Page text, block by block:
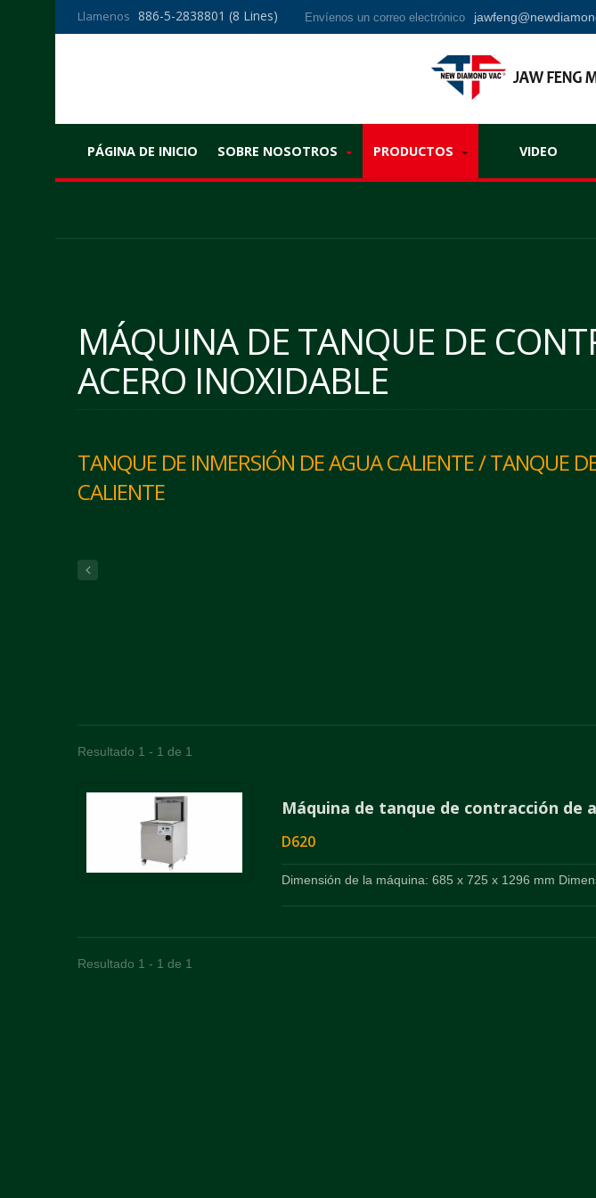
Llamenos 886-5-2838801 (8 Lines) Envíenos un correo electrónico
PÁGINA DE INICIO SOBRE NOSOTROS PRODUCTOS VIDEO
MÁQUINA DE TANQUE DE
ACERO INOXIDABLE
TANQUE DE INMERSIÓN DE AGUA CALIENTE / TANQUE
CALIENTE
Resultado 1 - 1 de 1
Máquina de tanque de contracción de
D620
Dimensión de la máquina: 685 x 725 x 1296 mm
Resultado 1 - 1 de 1